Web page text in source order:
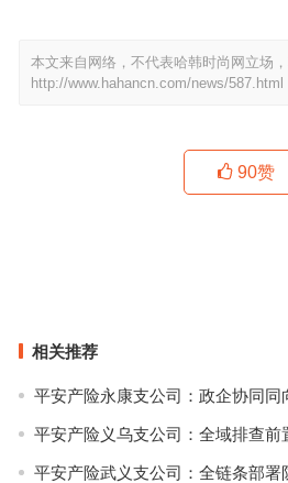
本文来自网络，不代表哈韩时尚网立场
http://www.hahancn.com/news/587.html
90赞
相关推荐
平安产险永康支公司：政企协同
平安产险义乌支公司：全域排查
平安产险武义支公司：全链条部署